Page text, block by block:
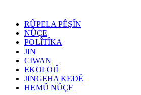
RÛPELA PÊŞÎN
NÛÇE
POLÎTÎKA
JIN
CIWAN
EKOLOJÎ
JINGEHA KEDÊ
HEMÛ NÛÇE